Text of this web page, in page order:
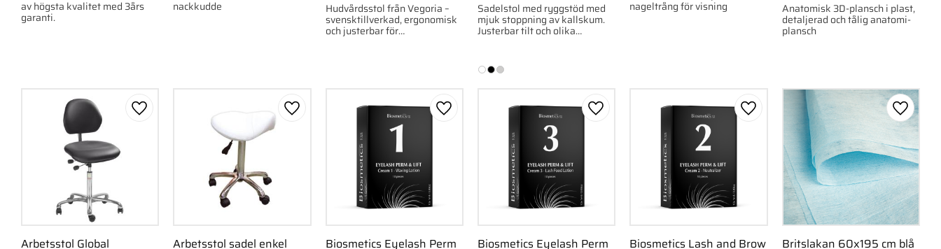
av högsta kvalitet med 3års
garanti.
nackkudde Hudvårdsstol från Vegoria –
svensktillverkad, ergonomisk
och justerbar för
Sadelstol med ryggstöd med
mjuk stoppning av kallskum.
Justerbar tilt och olika
nageltrång för visning Anatomisk 3D-plansch i plast,
detaljerad och tålig anatomi-
plansch
Arbetsstol Global
Lägg till i favoriter
Arbetsstol sadel enkel
Lägg till i favoriter
Biosmetics Eyelash Perm
Lägg till i favoriter
Biosmetics Eyelash Perm
Lägg till i favoriter
Biosmetics Lash and Brow
Lägg till i favoriter
Britslakan 60x195 cm blå
Lägg